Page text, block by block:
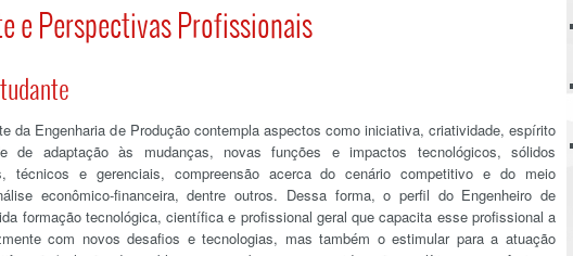
e Perspectivas Profissionais
da Engenharia de Produção contempla aspectos como iniciativa, criatividade, espírito
de adaptação às mudanças, novas funções e impactos tecnológicos, sólidos
técnicos e gerenciais, compreensão acerca do cenário competitivo e do meio
econômico-financeira, dentre outros. Dessa forma, o perfil do Engenheiro de
formação tecnológica, científica e profissional geral que capacita esse profissional a
com novos desafios e tecnologias, mas também o estimular para a atuação